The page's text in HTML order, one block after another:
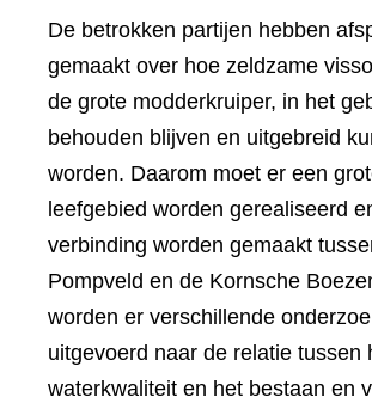
De betrokken partijen hebben
gemaakt over hoe zeldzame
de grote modderkruiper, in het
behouden blijven en uitgebreid
worden. Daarom moet er een
leefgebied worden gerealiseerd
verbinding worden gemaakt
Pompveld en de Kornsche
worden er verschillende
uitgevoerd naar de relatie tussen
waterkwaliteit en het bestaan en